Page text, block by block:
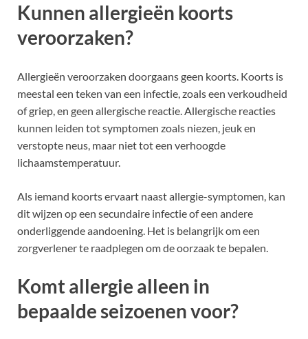
Kunnen allergieën koorts
veroorzaken?
Allergieën veroorzaken doorgaans geen koorts. Koorts is
meestal een teken van een infectie, zoals een verkoudheid
of griep, en geen allergische reactie. Allergische reacties
kunnen leiden tot symptomen zoals niezen, jeuk en
verstopte neus, maar niet tot een verhoogde
lichaamstemperatuur.
Als iemand koorts ervaart naast allergie-symptomen, kan
dit wijzen op een secundaire infectie of een andere
onderliggende aandoening. Het is belangrijk om een
zorgverlener te raadplegen om de oorzaak te bepalen.
Komt allergie alleen in
bepaalde seizoenen voor?